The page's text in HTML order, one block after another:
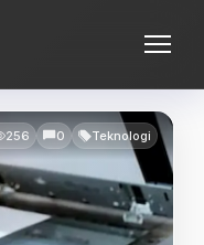
256 0 Teknologi